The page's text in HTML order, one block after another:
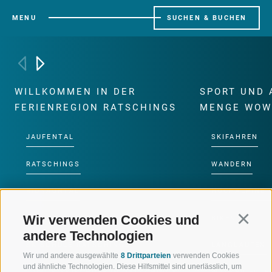
Wir verwenden Cookies und
andere Technologien
Wir und andere ausgewählte 8 Drittparteien verwenden Cookies
und ähnliche Technologien. Diese Hilfsmittel sind unerlässlich, um
MENU SUCHEN & BUCHEN
WILLKOMMEN IN DER
FERIENREGION RATSCHINGS
JAUFENTAL
RATSCHINGS
RIDNAUNTAL
BERGBAHNEN
SKISCHULE RATSCHINGS
SPORT UND
MENGE
SKIFAHREN
WANDERN
HOCHALPINE